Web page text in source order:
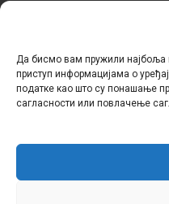
Да бисмо вам пружили најбоља
приступ информацијама о
податке као што су понашање
сагласности или повлачење